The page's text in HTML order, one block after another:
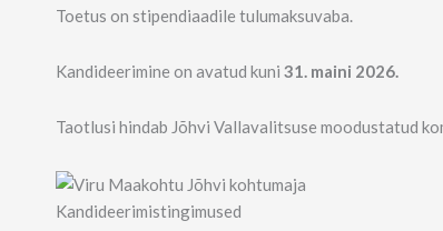
Toetus on stipendiaadile tulumaksuvaba.
Kandideerimine on avatud kuni 31. maini 2026.
Taotlusi hindab Jõhvi Vallavalitsuse moodustatud
Kandideerimistingimused